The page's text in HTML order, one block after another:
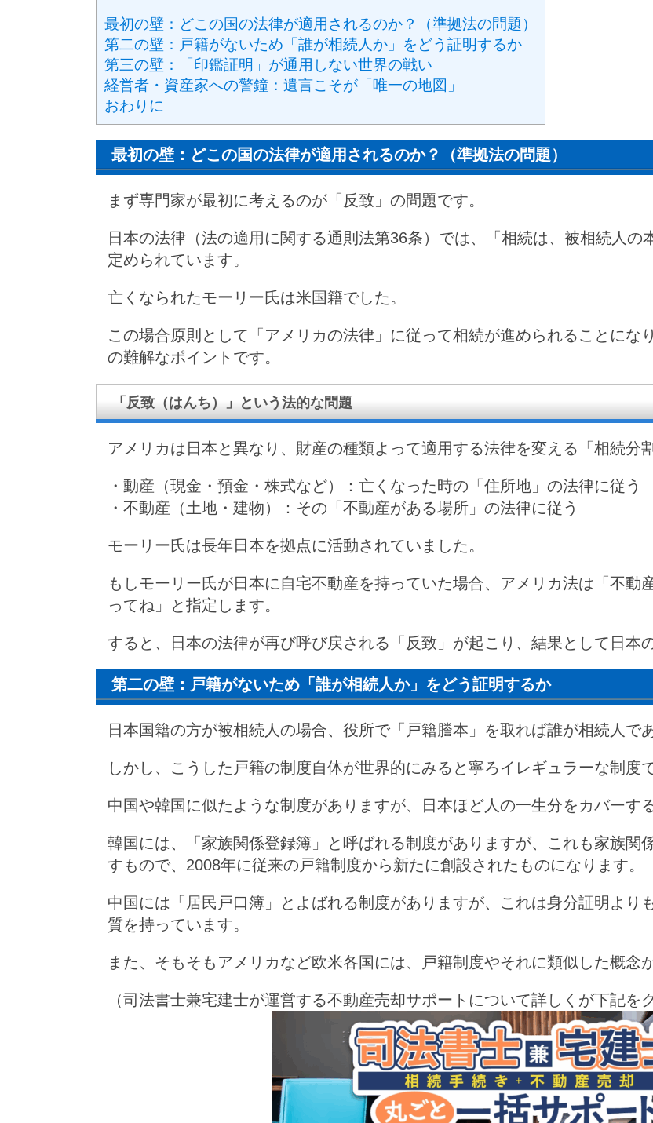
最初の壁：どこの国の法律が適用されるのか？（準拠法の問題）
第二の壁：戸籍がないため「誰が相続人か」をどう証明するか
第三の壁：「印鑑証明」が通用しない世界の戦い
経営者・資産家への警鐘：遺言こそが「唯一の地図」
おわりに
最初の壁：どこの国の法律が適用されるのか？（準拠法の問題）
まず専門家が最初に考えるのが「反致」の問題です。
日本の法律（法の適用に関する通則法第36条）では、「相続は、被相続人の
定められています。
亡くなられたモーリー氏は米国籍でした。
この場合原則として「アメリカの法律」に従って相続が進められることにな
の難解なポイントです。
「反致（はんち）」という法的な問題
アメリカは日本と異なり、財産の種類よって適用する法律を変える「相続分
・動産（現金・預金・株式など）：亡くなった時の「住所地」の法律に従う
・不動産（土地・建物）：その「不動産がある場所」の法律に従う
モーリー氏は長年日本を拠点に活動されていました。
もしモーリー氏が日本に自宅不動産を持っていた場合、アメリカ法は「不動
ってね」と指定します。
すると、日本の法律が再び呼び戻される「反致」が起こり、結果として日本
第二の壁：戸籍がないため「誰が相続人か」をどう証明するか
日本国籍の方が被相続人の場合、役所で「戸籍謄本」を取れば誰が相続人で
しかし、こうした戸籍の制度自体が世界的にみると寧ろイレギュラーな制度で
中国や韓国に似たような制度がありますが、日本ほど人の一生分をカバーす
韓国には、「家族関係登録簿」と呼ばれる制度がありますが、これも家族関
すもので、2008年に従来の戸籍制度から新たに創設されたものになります。
中国には「居民戸口簿」とよばれる制度がありますが、これは身分証明より
質を持っています。
また、そもそもアメリカなど欧米各国には、戸籍制度やそれに類似した概念
（司法書士兼宅建士が運営する不動産売却サポートについて詳しくが下記を